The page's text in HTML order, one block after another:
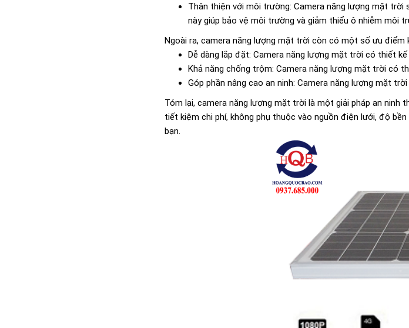
Thân thiện với môi trường: Camera năng lượng mặt
này giúp bảo vệ môi trường và giảm thiểu ô nhiễm môi
Ngoài ra, camera năng lượng mặt trời còn có một số ưu điểm
Dễ dàng lắp đặt: Camera năng lượng mặt trời có thiết
Khả năng chống trộm: Camera năng lượng mặt trời có
Góp phần nâng cao an ninh: Camera năng lượng mặt
Tóm lại, camera năng lượng mặt trời là một giải pháp an ninh
tiết kiệm chi phí, không phụ thuộc vào nguồn điện lưới, độ
bạn.